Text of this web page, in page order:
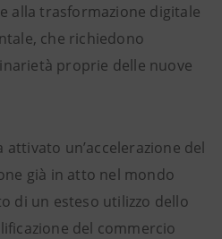
alla trasformazione digitale
che richiedono
proprie delle nuove
attivato un’accelerazione del
già in atto nel mondo
di un esteso utilizzo dello
del commercio